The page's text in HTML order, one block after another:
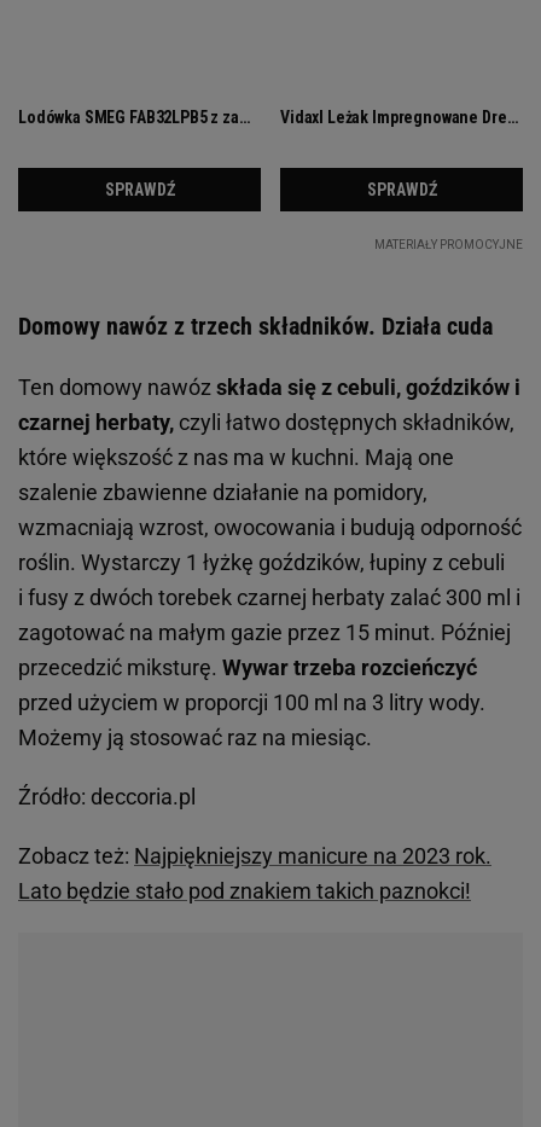
Domowy nawóz z trzech składników. Działa cuda
Ten domowy nawóz składa się z cebuli, goździków i
czarnej herbaty, czyli łatwo dostępnych składników,
które większość z nas ma w kuchni. Mają one
szalenie zbawienne działanie na pomidory,
wzmacniają wzrost, owocowania i budują odporność
roślin. Wystarczy 1 łyżkę goździków, łupiny z cebuli
i fusy z dwóch torebek czarnej herbaty zalać 300 ml i
zagotować na małym gazie przez 15 minut. Później
przecedzić miksturę. Wywar trzeba rozcieńczyć
przed użyciem w proporcji 100 ml na 3 litry wody.
Możemy ją stosować raz na miesiąc.
Źródło: deccoria.pl
Zobacz też: Najpiękniejszy manicure na 2023 rok.
Lato będzie stało pod znakiem takich paznokci!